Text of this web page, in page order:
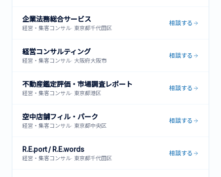
企業法務総合サービス
経営・集客コンサル· 東京都千代田区
相談する
経営コンサルティング
経営・集客コンサル· 大阪府大阪市
相談する
不動産鑑定評価・市場調査レポート
経営・集客コンサル· 東京都港区
相談する
空中店舗フィル・パーク
経営・集客コンサル· 東京都中央区
相談する
R.E.port / R.E.words
経営・集客コンサル· 東京都千代田区
相談する